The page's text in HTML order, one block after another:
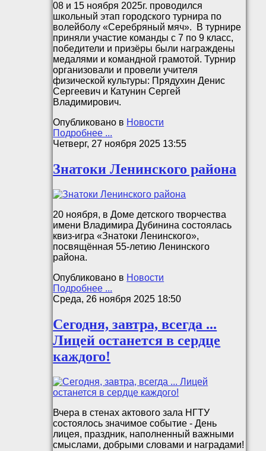
08 и 15 ноября 2025г. проводился
школьный этап городского турнира по
волейболу «Серебряный мяч». В турнире
приняли участие команды с 7 по 9 класс,
победители и призёры были награждены
медалями и командной грамотой. Турнир
организовали и провели учителя
физической культуры: Прядухин Денис
Сергеевич и Катунин Сергей
Владимирович.
Опубликовано в Новости
Подробнее ...
Четверг, 27 ноября 2025 13:55
Знатоки Ленинского района
20 ноября, в Доме детского творчества
имени Владимира Дубинина состоялась
квиз-игра «Знатоки Ленинского»,
посвящённая 55-летию Ленинского
района.
Опубликовано в Новости
Подробнее ...
Среда, 26 ноября 2025 18:50
Сегодня, завтра, всегда ...
Лицей останется в сердце
каждого!
Вчера в стенах актового зала НГТУ
состоялось значимое событие - День
лицея, праздник, наполненный важными
смыслами, добрыми словами и наградами!